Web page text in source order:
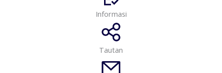
Informasi
Tautan